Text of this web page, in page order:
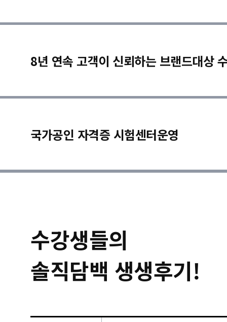
8년 연속 고객이 신뢰하는 브랜드대상
국가공인 자격증 시험센터운영
수강생들의
솔직담백 생생후기!